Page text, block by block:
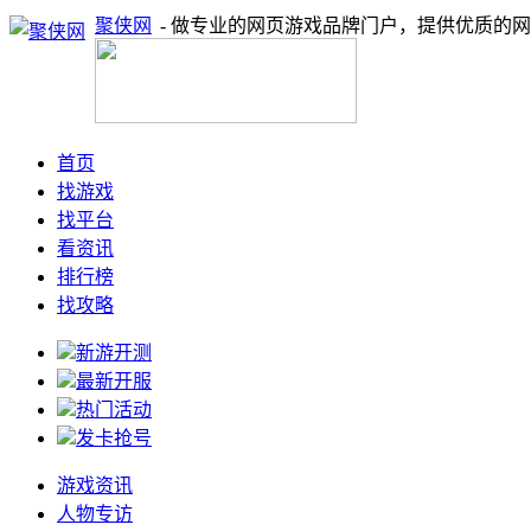
聚侠网 - 做专业的网页游戏品牌门户，提供优质的网
首页
找游戏
找平台
看资讯
排行榜
找攻略
新游开测
最新开服
热门活动
发卡抢号
游戏资讯
人物专访